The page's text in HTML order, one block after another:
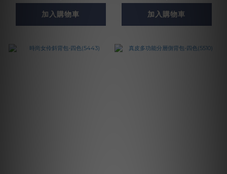
加入購物車 加入購物車